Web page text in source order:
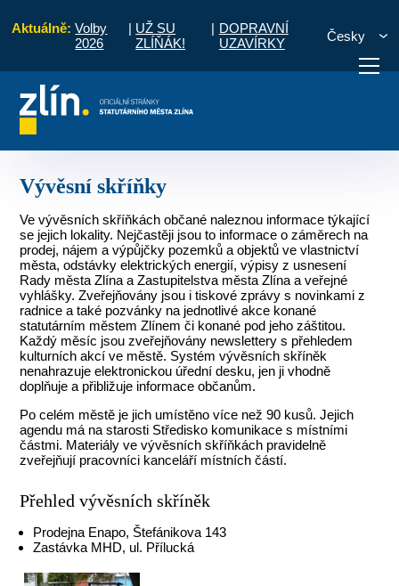
Aktuálně: Volby
2026
| UŽ SU
ZLÍŇÁK!
| DOPRAVNÍ
UZAVÍRKY
Česky
vyřídit Potřebuji zaplatit
Vývěsní skříňky
Ve vývěsních skříňkách občané naleznou informace týkající
se jejich lokality. Nejčastěji jsou to informace o záměrech na
prodej, nájem a výpůjčky pozemků a objektů ve vlastnictví
města, odstávky elektrických energií, výpisy z usnesení
Rady města Zlína a Zastupitelstva města Zlína a veřejné
vyhlášky. Zveřejňovány jsou i tiskové zprávy s novinkami z
radnice a také pozvánky na jednotlivé akce konané
statutárním městem Zlínem či konané pod jeho záštitou.
Každý měsíc jsou zveřejňovány newslettery s přehledem
kulturních akcí ve městě. Systém vývěsních skříněk
nenahrazuje elektronickou úřední desku, jen ji vhodně
doplňuje a přibližuje informace občanům.
Po celém městě je jich umístěno více než 90 kusů. Jejich
agendu má na starosti Středisko komunikace s místními
částmi. Materiály ve vývěsních skříňkách pravidelně
zveřejňují pracovníci kanceláří místních částí.
Přehled vývěsních skříněk
Prodejna Enapo, Štefánikova 143
Zastávka MHD, ul. Přílucká